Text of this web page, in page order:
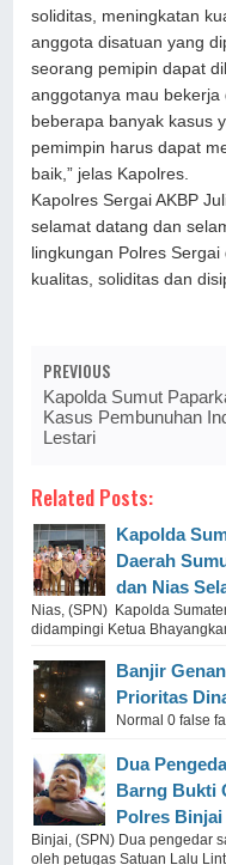
soliditas, meningkatan
anggota disatuan yang
seorang pemipin dapat
anggotanya mau
beberapa banyak kasus
pemimpin harus dapat
baik,” jelas Kapolres.
Kapolres Sergai AKBP
selamat datang dan
lingkungan Polres
kualitas, soliditas dan
PREVIOUS
Kapolda Sumut
Kasus Pembunuhan
Lestari
Related Posts:
Kapolda
Daerah
dan Nias
Nias, (SPN) Kapolda
didampingi Ketua
Banjir
Prioritas
Normal 0 false
Dua
Barng Bukti
Polres Binjai
Binjai, (SPN) Dua pengedar
oleh petugas Satuan Lalu